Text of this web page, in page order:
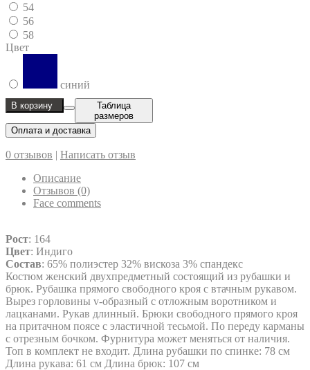
54
56
58
Цвет
синий
В корзину
Таблица
размеров
Оплата и доставка
0 отзывов | Написать отзыв
Описание
Отзывов (0)
Face comments
Рост: 164
Цвет: Индиго
Состав: 65% полиэстер 32% вискоза 3% спандекс
Костюм женский двухпредметный состоящий из рубашки и
брюк. Рубашка прямого свободного кроя с втачным рукавом.
Вырез горловины v-образный с отложным воротником и
лацканами. Рукав длинный. Брюки свободного прямого кроя
на притачном поясе с эластичной тесьмой. По переду карманы
с отрезным бочком. Фурнитура может меняться от наличия.
Топ в комплект не входит. Длина рубашки по спинке: 78 см
Длина рукава: 61 см Длина брюк: 107 см